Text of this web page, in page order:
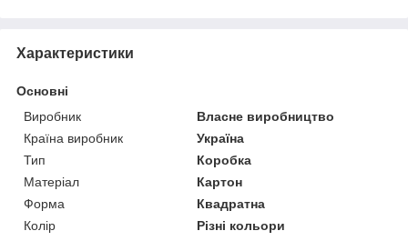
Характеристики
Основні
Виробник
Власне виробництво
Країна виробник
Україна
Тип
Коробка
Матеріал
Картон
Форма
Квадратна
Колір
Різні кольори